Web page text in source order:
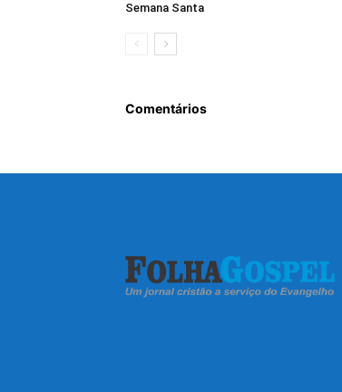
Semana Santa
Comentários